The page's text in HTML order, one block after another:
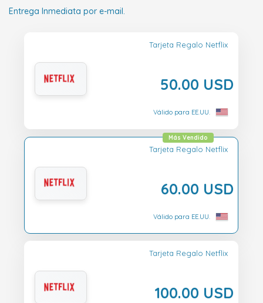
Entrega Inmediata por e-mail.
Tarjeta Regalo Netflix
50.00 USD
Válido para EE.UU.
Tarjeta Regalo Netflix
60.00 USD
Más Vendido
Válido para EE.UU.
Tarjeta Regalo Netflix
100.00 USD